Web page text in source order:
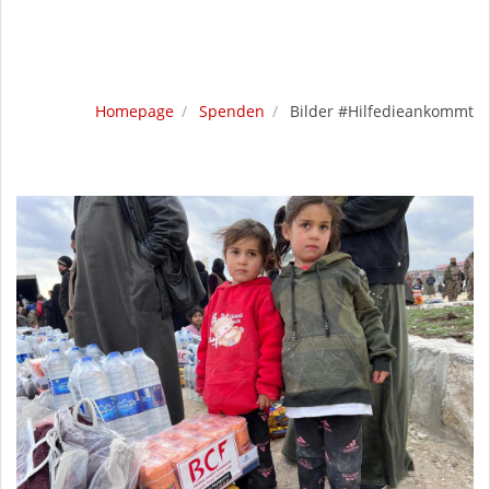
Homepage Spenden Bilder #Hilfedieankommt